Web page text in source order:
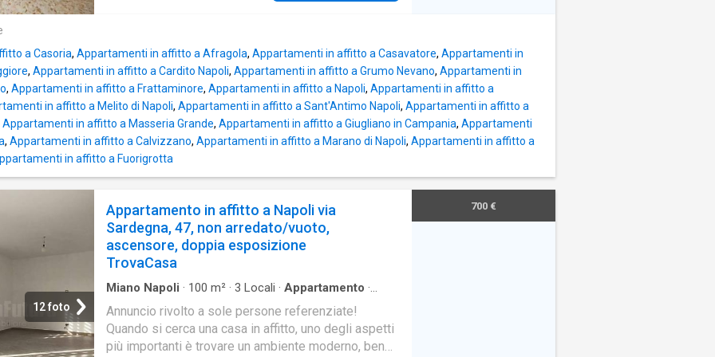
salone con angolo cottura, spazio accogliente e
funzionale
telefonico. Tel. 081. Whatsapp: 081. e
a Casoria, Appartamenti in affitto a Afragola, Appartamenti in affitto a Casavatore, Appartamenti in
, Appartamenti in affitto a Cardito Napoli, Appartamenti in affitto a Grumo Nevano, Appartamenti in
, Appartamenti in affitto a Frattaminore, Appartamenti in affitto a Napoli, Appartamenti in affitto a
in affitto a Melito di Napoli, Appartamenti in affitto a Sant'Antimo Napoli, Appartamenti in affitto a
Appartamenti in affitto a Masseria Grande, Appartamenti in affitto a Giugliano in Campania, Appartamenti
, Appartamenti in affitto a Calvizzano, Appartamenti in affitto a Marano di Napoli, Appartamenti in affitto a
in affitto a Fuorigrotta
12 foto
Appartamento in affitto a Napoli via
Sardegna, 47, non arredato/vuoto,
ascensore, doppia esposizione
TrovaCasa
Miano Napoli · 100 m² · 3 Locali · Appartamento ·
Annuncio rivolto a sole persone referenziate!
Quando si cerca una casa in affitto, uno degli aspetti
più importanti è trovare un ambiente moderno, ben
700 €